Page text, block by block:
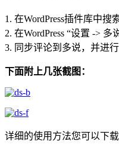
1. 在WordPress插件库中搜
2. 在WordPress “设置 ->
3. 同步评论到多说，并进
下面附上几张截图：
详细的使用方法您可以下载